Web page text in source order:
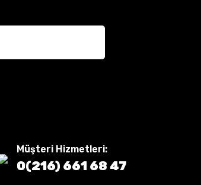
Müşteri Hizmetleri:
0(216) 661 68 47